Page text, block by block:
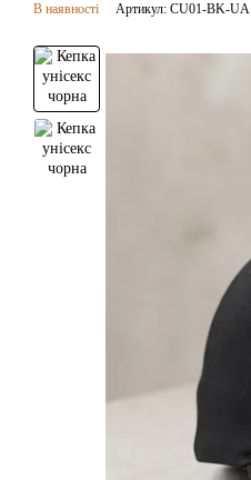
В наявності Артикул: CU01-BK-UA